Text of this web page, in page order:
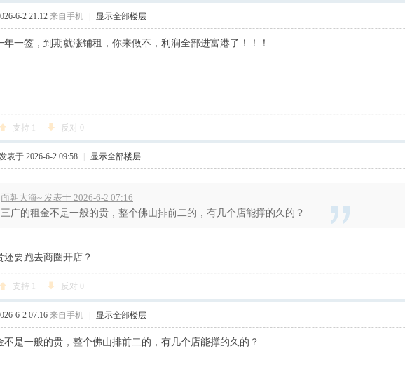
6-2 21:12 来自手机 显示全部楼层
年一签，到期就涨铺租，你来做不，利润全部进富港了！！！
支持 反对 0
表于 2026-6-2 09:58 显示全部楼层
面朝大海~ 发表于 2026-6-2 07:16
三广的租金不是一般的贵，整个佛山排前二的，有几个店能撑的久的？
还要跑去商圈开店？
支持 反对 0
6-2 07:16 来自手机 显示全部楼层
不是一般的贵，整个佛山排前二的，有几个店能撑的久的？